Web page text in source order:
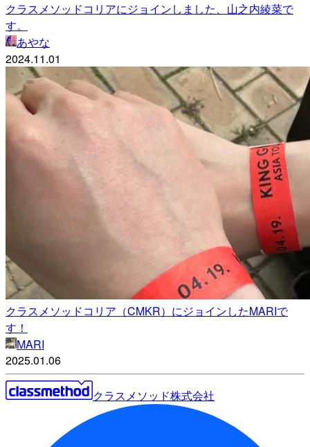
クラスメソッドコリアにジョインしました、山之内綾菜で
す。
あやな
2024.11.01
クラスメソッドコリア（CMKR）にジョインしたMARIで
す！
MARI
2025.01.06
クラスメソッド株式会社